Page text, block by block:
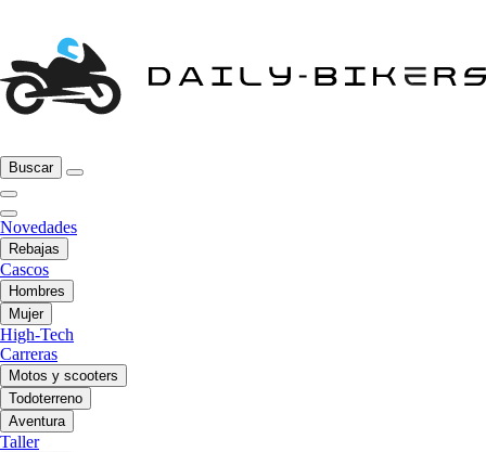
Buscar
Novedades
Rebajas
Cascos
Hombres
Mujer
High-Tech
Carreras
Motos y scooters
Todoterreno
Aventura
Taller